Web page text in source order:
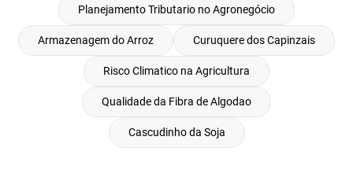
Planejamento Tributario no Agronegócio
Armazenagem do Arroz Curuquere dos Capinzais
Risco Climatico na Agricultura
Qualidade da Fibra de Algodao
Cascudinho da Soja